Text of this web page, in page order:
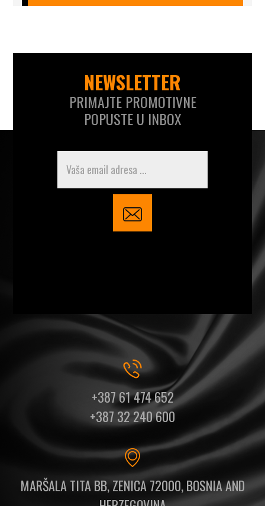
NEWSLETTER
PRIMAJTE PROMOTIVNE
POPUSTE U INBOX
+387 61 474 652
+387 32 240 600
MARŠALA TITA BB, ZENICA 72000, BOSNIA AND